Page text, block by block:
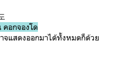
อกจองโด
แสดงออกมาได้ทั้งหมดก็ด้วย